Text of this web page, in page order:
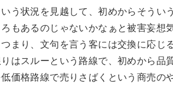
う状況を見越して、初めからそうい
もあるのじゃないかなぁと被害妄想
まり、文句を言う客には交換に応じ
はスルーという路線で、初めから品
価格路線で売りさばくという商売の